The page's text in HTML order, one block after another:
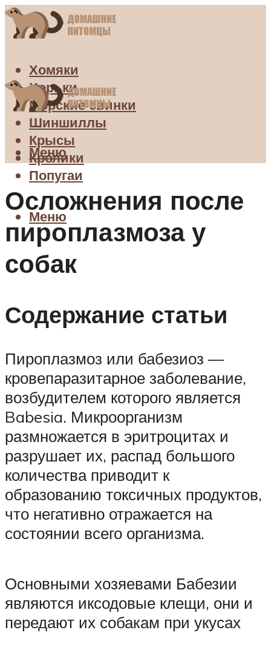
Хомяки
Хорьки
Морские свинки
Шиншиллы
Крысы
Кролики
Попугаи
Меню
Меню
Осложнения после
пироплазмоза у
собак
Содержание статьи
Пироплазмоз или бабезиоз —
кровепаразитарное заболевание,
возбудителем которого является
Babesia. Микроорганизм
размножается в эритроцитах и
разрушает их, распад большого
количества приводит к
образованию токсичных продуктов,
что негативно отражается на
состоянии всего организма.
Основными хозяевами Бабезии
являются иксодовые клещи, они и
передают их собакам при укусах